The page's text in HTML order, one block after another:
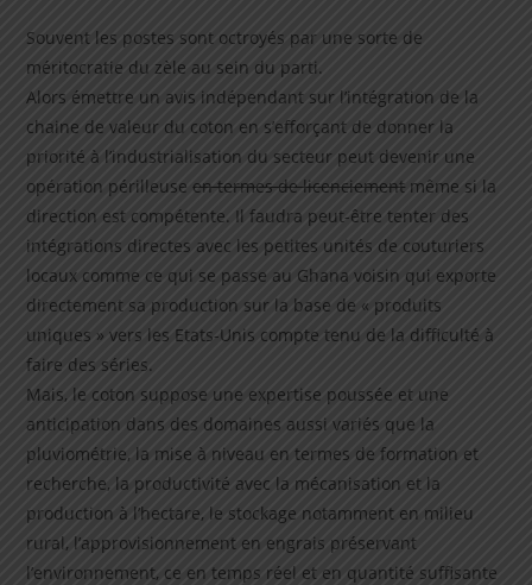
Souvent les postes sont octroyés par une sorte de
méritocratie du zèle au sein du parti.
Alors émettre un avis indépendant sur l’intégration de la
chaine de valeur du coton en s’efforçant de donner la
priorité à l’industrialisation du secteur peut devenir une
opération périlleuseen termes de licenciementmême si la
direction est compétente. Il faudra peut-être tenter des
intégrations directes avec les petites unités de couturiers
locaux comme ce qui se passe au Ghana voisin qui exporte
directement sa production sur la base de « produits
uniques » vers les Etats-Unis compte tenu de la difficulté à
faire des séries.
Mais, le coton suppose une expertise poussée et une
anticipation dans des domaines aussi variés que la
pluviométrie, la mise à niveau en termes de formation et
recherche, la productivité avec la mécanisation et la
production à l’hectare, le stockage notamment en milieu
rural, l’approvisionnement en engrais préservant
l’environnement, ce en temps réel et en quantité suffisante